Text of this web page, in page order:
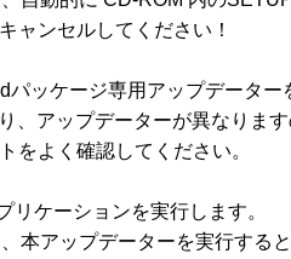
セルしてください！
ッケージ専用アップデーター
ップデーターが異なります
く確認してください。
ケーションを実行します。
ップデーターを実行すると